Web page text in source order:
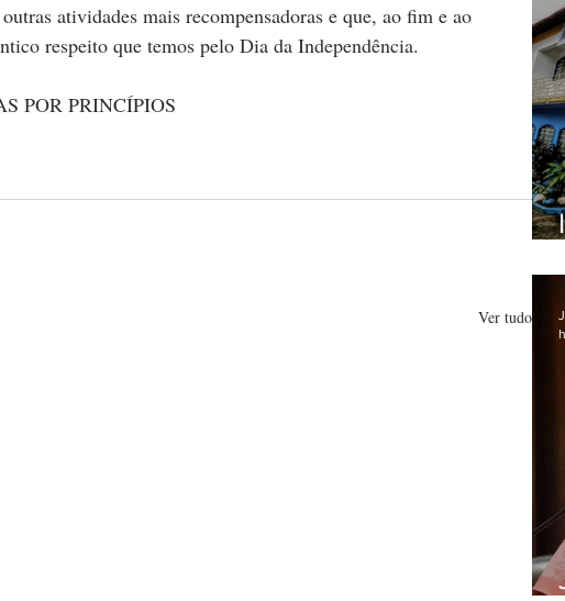
atividades mais recompensadoras e que, ao fim e ao
respeito que temos pelo Dia da Independência.
POR PRINCÍPIOS
Ver tudo